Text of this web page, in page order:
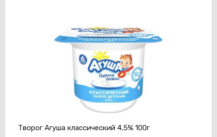
Творог Агуша классический 4,5% 100г